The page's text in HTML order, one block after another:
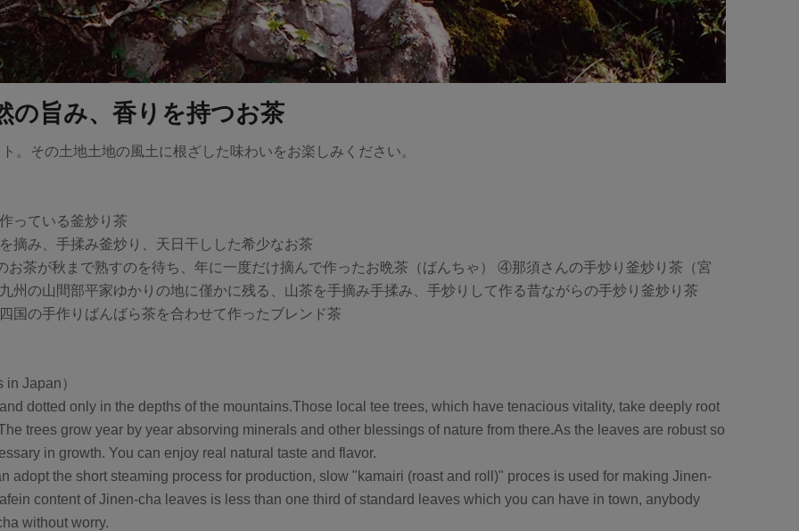
の旨み、香りを持つお茶
。その土地土地の風土に根ざした味わいをお楽しみください。
っている釜炒り茶
摘み、手揉み釜炒り、天日干しした希少なお茶
茶が秋まで熟すのを待ち、年に一度だけ摘んで作ったお晩茶（ばんちゃ） ④那須さんの手炒り釜炒り茶（宮
州の山間部平家ゆかりの地に僅かに残る、山茶を手摘み手揉み、手炒りして作る昔ながらの手炒り釜炒り茶
の手作りばんばら茶を合わせて作ったブレンド茶
Japan）
dotted only in the depths of the mountains.Those local tee trees, which have tenacious vitality, take deeply root
trees grow year by year absorving minerals and other blessings of nature from there.As the leaves are robust so
in growth. You can enjoy real natural taste and flavor.
adopt the short steaming process for production, slow "kamairi (roast and roll)" proces is used for making Jinen-
content of Jinen-cha leaves is less than one third of standard leaves which you can have in town, anybody
without worry.